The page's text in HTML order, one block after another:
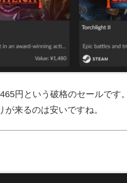
円という破格のセールです。
来るのは安いですね。